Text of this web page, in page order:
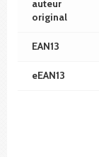
auteur
original
EAN13
eEAN13